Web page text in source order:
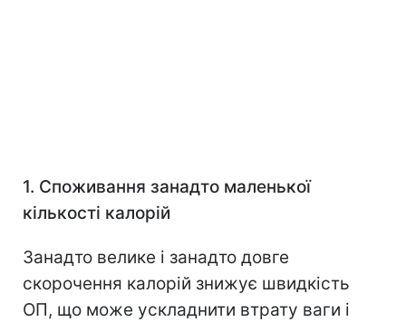
1. Споживання занадто маленької
кількості калорій
Занадто велике і занадто довге
скорочення калорій знижує швидкість
ОП, що може ускладнити втрату ваги і